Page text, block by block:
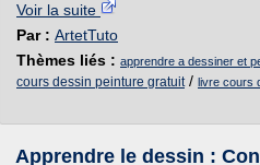
Voir la suite
Par : ArtetTuto
Thèmes liés : apprendre a dessiner et
cours dessin peinture gratuit/ livre cours
Apprendre le dessin :